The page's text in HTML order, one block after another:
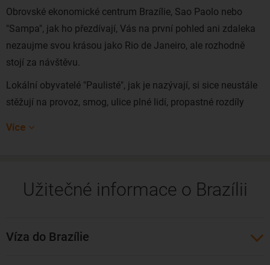
Obrovské ekonomické centrum Brazílie, Sao Paolo nebo
"Sampa", jak ho přezdívají, Vás na první pohled ani zdaleka
nezaujme svou krásou jako Rio de Janeiro, ale rozhodně
stojí za návštěvu.
Lokální obyvatelé "Paulisté", jak je nazývají, si sice neustále
stěžují na provoz, smog, ulice plné lidí, propastné rozdíly
části Vila Madalena, navštívit kulturní centra, galerie
vytetovat rovnou na své tělo, jak je to nyní velkým trendem.
Více
Užitečné informace o Brazílii
Víza do Brazílie